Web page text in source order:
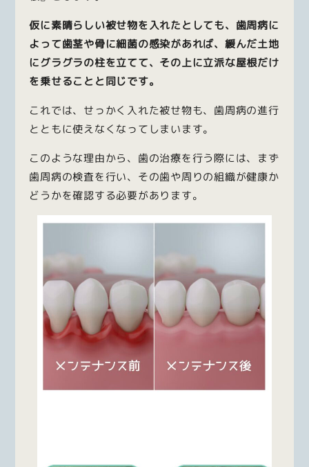
仮に素晴らしい被せ物を入れたとしても、歯周病に
よって歯茎や骨に細菌の感染があれば、緩んだ土地
にグラグラの柱を立てて、その上に立派な屋根だけ
を乗せることと同じです。
これでは、せっかく入れた被せ物も、歯周病の進行
とともに使えなくなってしまいます。
このような理由から、歯の治療を行う際には、まず
歯周病の検査を行い、その歯や周りの組織が健康か
どうかを確認する必要があります。